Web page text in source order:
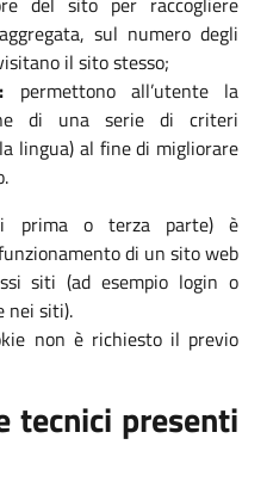
sul numero degli
il sito stesso;
permettono all’utente la
di una serie di criteri
lingua) al fine di migliorare
prima o terza parte) è
di un sito web
siti (ad esempio login o
nei siti).
non è richiesto il previo
tecnici presenti